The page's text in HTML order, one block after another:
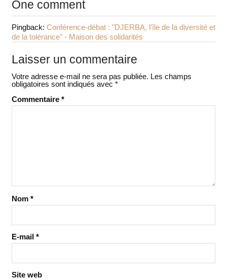
One comment
Pingback: Conférence-débat : "DJERBA, l'île de la diversité et
de la tolérance" - Maison des solidarités
Laisser un commentaire
Votre adresse e-mail ne sera pas publiée. Les champs
obligatoires sont indiqués avec *
Commentaire *
Nom *
E-mail *
Site web